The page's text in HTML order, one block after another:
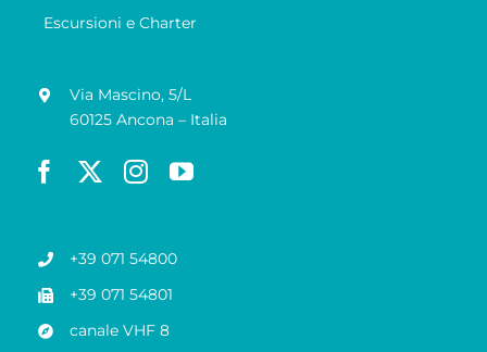
Escursioni e Charter
Via Mascino, 5/L
60125 Ancona – Italia
+39 071 54800
+39 071 54801
canale VHF 8